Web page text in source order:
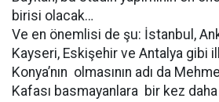
birisi olacak…
Ve en önemlisi de şu: İstanbul,
Kayseri, Eskişehir ve Antalya gibi
Konya’nın olmasının adı da
Kafası basmayanlara bir kez